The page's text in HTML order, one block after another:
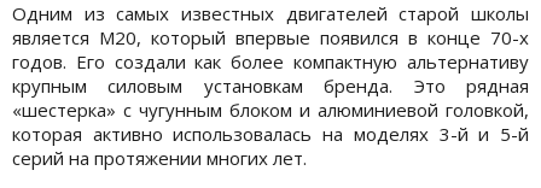
Одним из самых известных двигателей старой школы
является M20, который впервые появился в конце 70-х
годов. Его создали как более компактную альтернативу
крупным силовым установкам бренда. Это рядная
«шестерка» с чугунным блоком и алюминиевой головкой,
которая активно использовалась на моделях 3-й и 5-й
серий на протяжении многих лет.